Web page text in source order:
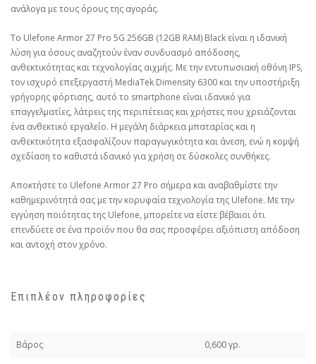
ανάλογα με τους όρους της αγοράς.
Το Ulefone Armor 27 Pro 5G 256GB (12GB RAM) Black είναι η ιδανική
λύση για όσους αναζητούν έναν συνδυασμό απόδοσης,
ανθεκτικότητας και τεχνολογίας αιχμής. Με την εντυπωσιακή οθόνη IPS,
τον ισχυρό επεξεργαστή MediaTek Dimensity 6300 και την υποστήριξη
γρήγορης φόρτισης, αυτό το smartphone είναι ιδανικό για
επαγγελματίες, λάτρεις της περιπέτειας και χρήστες που χρειάζονται
ένα ανθεκτικό εργαλείο. Η μεγάλη διάρκεια μπαταρίας και η
ανθεκτικότητα εξασφαλίζουν παραγωγικότητα και άνεση, ενώ η κομψή
σχεδίαση το καθιστά ιδανικό για χρήση σε δύσκολες συνθήκες.
Αποκτήστε το Ulefone Armor 27 Pro σήμερα και αναβαθμίστε την
καθημερινότητά σας με την κορυφαία τεχνολογία της Ulefone. Με την
εγγύηση ποιότητας της Ulefone, μπορείτε να είστε βέβαιοι ότι
επενδύετε σε ένα προϊόν που θα σας προσφέρει αξιόπιστη απόδοση
και αντοχή στον χρόνο.
Επιπλέον πληροφορίες
Βάρος 0,600 γρ.